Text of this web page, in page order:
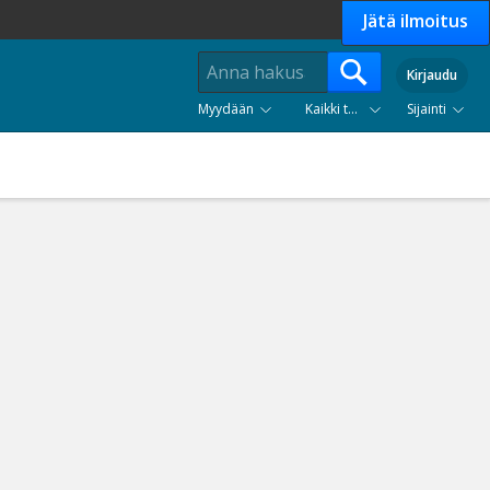
Jätä ilmoitus
Kirjaudu
Myydään
Kaikki tuoteryhmät Sijainti